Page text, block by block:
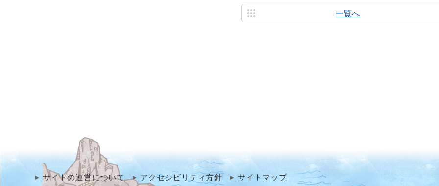
一覧へ
サイトの運営について アクセシビリティ方針 サイトマップ